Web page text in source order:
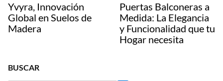
Yvyra, Innovación
Global en Suelos de
Madera
Puertas Balconeras a
Medida: La Elegancia
y Funcionalidad que tu
Hogar necesita
BUSCAR